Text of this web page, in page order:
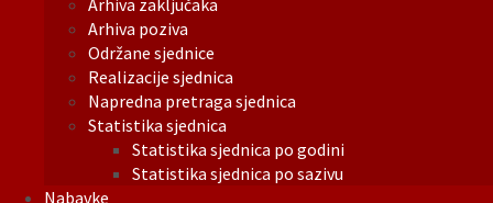
Arhiva zaključaka
Arhiva poziva
Održane sjednice
Realizacije sjednica
Napredna pretraga sjednica
Statistika sjednica
Statistika sjednica po godini
Statistika sjednica po sazivu
Nabavke